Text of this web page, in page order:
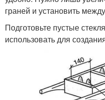
граней и установить
Подготовьте пустые
использовать для